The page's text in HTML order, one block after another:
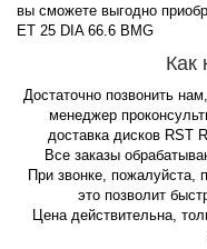
вы сможете выгодно
ET 25 DIA 66.6 BMG
Как
Достаточно позвонить
менеджер
доставка дисков RST
Все заказы
При звонке, пожалуйста,
это позволит
Цена действительна,